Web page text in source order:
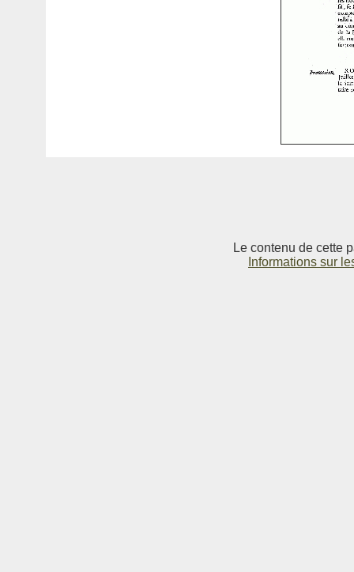
Le contenu de cette
Informations sur